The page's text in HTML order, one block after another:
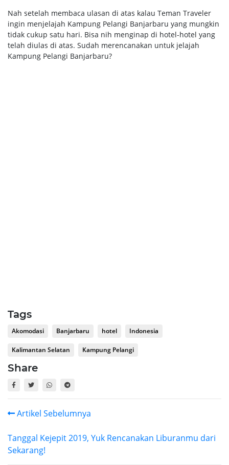
Nah setelah membaca ulasan di atas kalau Teman Traveler
ingin menjelajah Kampung Pelangi Banjarbaru yang mungkin
tidak cukup satu hari. Bisa nih menginap di hotel-hotel yang
telah diulas di atas. Sudah merencanakan untuk jelajah
Kampung Pelangi Banjarbaru?
Tags
Akomodasi Banjarbaru hotel Indonesia
Kalimantan Selatan Kampung Pelangi
Share
Artikel Sebelumnya
Tanggal Kejepit 2019, Yuk Rencanakan Liburanmu dari
Sekarang!